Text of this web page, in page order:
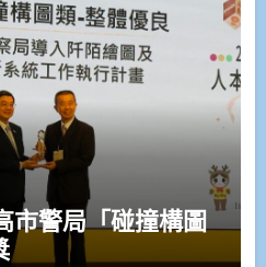
市警局「碰撞構圖